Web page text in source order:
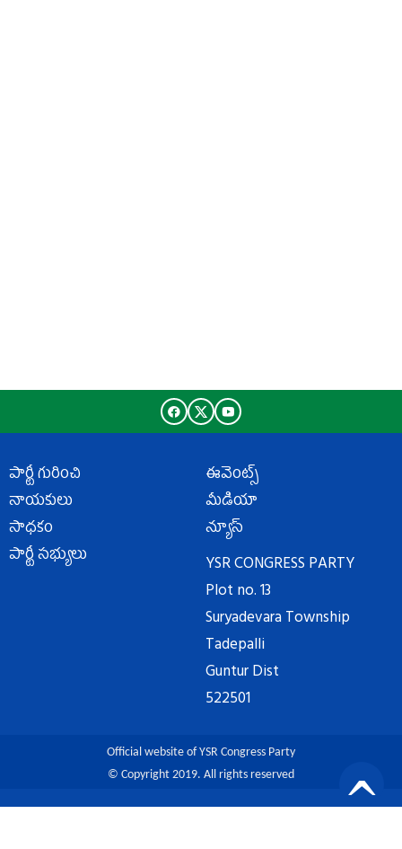
పార్టీ గురించి
నాయకులు
సాధకం
పార్టీ సభ్యులు
ఈవెంట్స్
మీడియా
న్యూస్
YSR CONGRESS PARTY
Plot no. 13
Suryadevara Township
Tadepalli
Guntur Dist
522501
Official website of YSR Congress Party
© Copyright 2019. All rights reserved